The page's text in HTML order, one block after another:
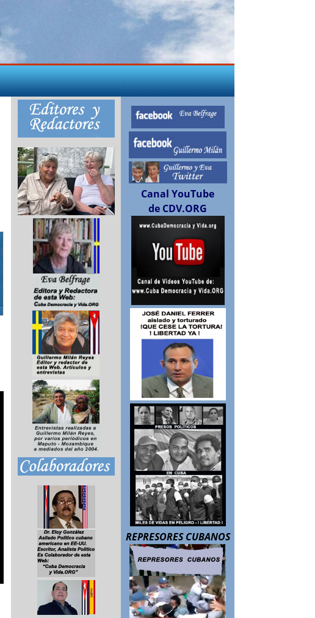
Canal YouTube
de CDV.ORG
REPRESORES CUBANOS